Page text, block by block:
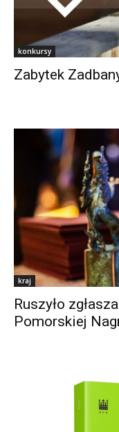
konkursy
Zabytek
kraj
Ruszyło
Pomorskiej